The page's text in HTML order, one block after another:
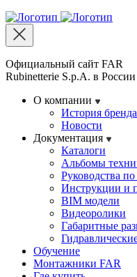
Официальный сайт FAR
Rubinetterie S.p.A. в России
О компании
История бренда
Новости
Документация
Каталоги
Альбомы
Руководства
Инструкции и
BIM модели
Видеоролики
Габаритные
Обучение
Монтажники FAR